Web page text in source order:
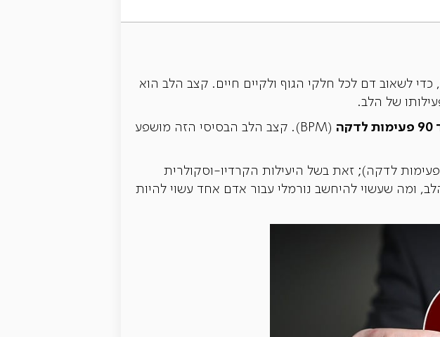
כדי לשאוב דם לכל חלקי הגוף ולקיים חיים. קצב הלב הוא
של הלב.
(BPM). קצב הלב הבסיסי הזה מושפע
אצל ספורטאים, למשל, עשוי להיות דופק נמוך יותר במנוחה (40 עד 60 פעימות לדקה); זאת בשל היעילות הקרדיו-וסקולרית
ומה שעשוי להיחשב נורמלי עבור אדם אחד עשוי להיות